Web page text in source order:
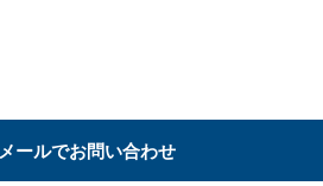
メールでお問い合わせ